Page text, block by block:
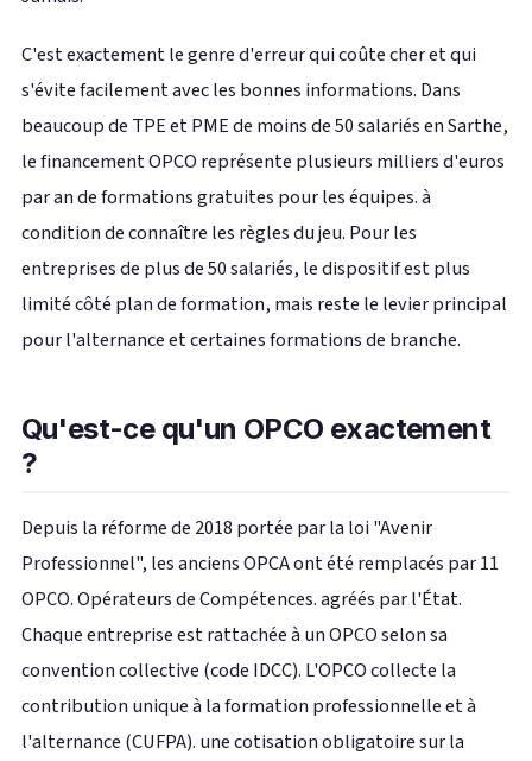
C'est exactement le genre d'erreur qui coûte cher et qui
s'évite facilement avec les bonnes informations. Dans
beaucoup de TPE et PME de moins de 50 salariés en Sarthe,
le financement OPCO représente plusieurs milliers d'euros
par an de formations gratuites pour les équipes. à
condition de connaître les règles du jeu. Pour les
entreprises de plus de 50 salariés, le dispositif est plus
limité côté plan de formation, mais reste le levier principal
pour l'alternance et certaines formations de branche.
Qu'est-ce qu'un OPCO exactement
?
Depuis la réforme de 2018 portée par la loi "Avenir
Professionnel", les anciens OPCA ont été remplacés par 11
OPCO. Opérateurs de Compétences. agréés par l'État.
Chaque entreprise est rattachée à un OPCO selon sa
convention collective (code IDCC). L'OPCO collecte la
contribution unique à la formation professionnelle et à
l'alternance (CUFPA). une cotisation obligatoire sur la